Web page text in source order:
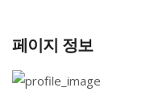
페이지 정보